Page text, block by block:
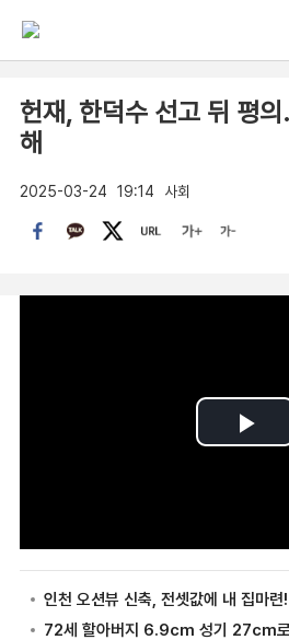
헌재, 한덕수 선고 뒤 평
해
2025-03-24 19:14 사회